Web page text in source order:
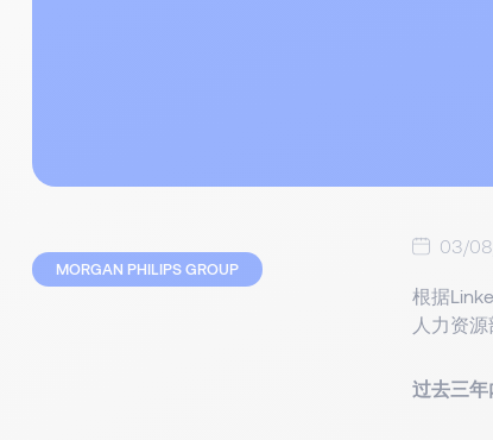
03/
根据
人力资
过去三年
MORGAN PHILIPS GROUP